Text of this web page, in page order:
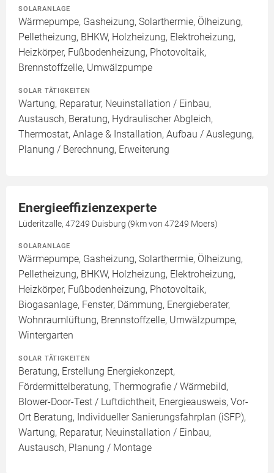
SOLARANLAGE
Wärmepumpe, Gasheizung, Solarthermie, Ölheizung,
Pelletheizung, BHKW, Holzheizung, Elektroheizung,
Heizkörper, Fußbodenheizung, Photovoltaik,
Brennstoffzelle, Umwälzpumpe
SOLAR TÄTIGKEITEN
Wartung, Reparatur, Neuinstallation / Einbau,
Austausch, Beratung, Hydraulischer Abgleich,
Thermostat, Anlage & Installation, Aufbau / Auslegung,
Planung / Berechnung, Erweiterung
Energieeffizienzexperte
Lüderitzalle, 47249 Duisburg (9km von 47249 Moers)
SOLARANLAGE
Wärmepumpe, Gasheizung, Solarthermie, Ölheizung,
Pelletheizung, BHKW, Holzheizung, Elektroheizung,
Heizkörper, Fußbodenheizung, Photovoltaik,
Biogasanlage, Fenster, Dämmung, Energieberater,
Wohnraumlüftung, Brennstoffzelle, Umwälzpumpe,
Wintergarten
SOLAR TÄTIGKEITEN
Beratung, Erstellung Energiekonzept,
Fördermittelberatung, Thermografie / Wärmebild,
Blower-Door-Test / Luftdichtheit, Energieausweis, Vor-
Ort Beratung, Individueller Sanierungsfahrplan (iSFP),
Wartung, Reparatur, Neuinstallation / Einbau,
Austausch, Planung / Montage